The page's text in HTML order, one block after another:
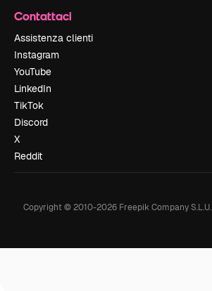
Contattaci
Assistenza clienti
Instagram
YouTube
LinkedIn
TikTok
Discord
X
Reddit
Copyright © 2010-2026Freepik Company S.L.U.